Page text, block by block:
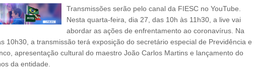
Transmissões serão pelo canal da FIESC no YouTube.
Nesta quarta-feira, dia 27, das 10h às 11h30, a live vai
abordar as ações de enfrentamento ao coronavírus. Na
10h30, a transmissão terá exposição do secretário especial de Previdência e
apresentação cultural do maestro João Carlos Martins e lançamento do
da entidade.